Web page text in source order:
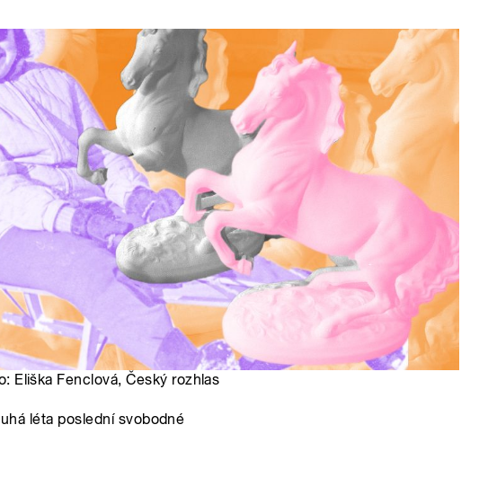
Eliška Fenclová, Český rozhlas
léta poslední svobodné